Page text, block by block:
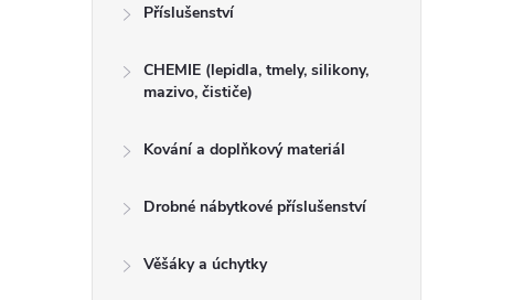
Příslušenství
CHEMIE (lepidla, tmely, silikony,
mazivo, čističe)
Kování a doplňkový materiál
Drobné nábytkové příslušenství
Věšáky a úchytky